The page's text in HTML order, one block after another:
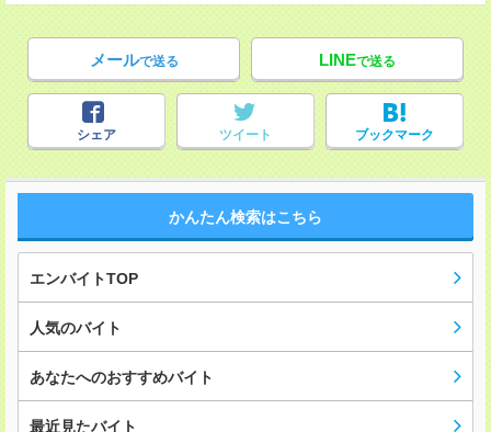
メールで送る LINEで送る
シェア ツイート ブックマーク
かんたん検索はこちら
エンバイトTOP
人気のバイト
あなたへのおすすめバイト
最近見たバイト